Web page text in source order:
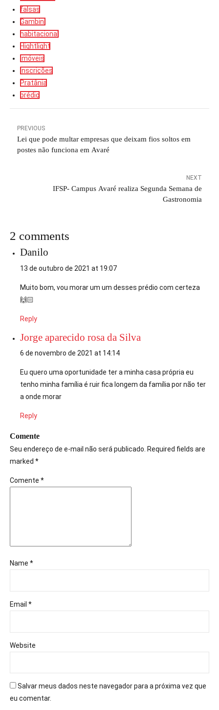
falsas
Gambini
habitacional
Hightlight
imóveis
inscrições
Pratânia
prédio
PREVIOUS
Lei que pode multar empresas que deixam fios soltos em
postes não funciona em Avaré
NEXT
IFSP- Campus Avaré realiza Segunda Semana de
Gastronomia
2 comments
Danilo
13 de outubro de 2021 at 19:07
Muito bom, vou morar um um desses prédio com certeza
🙌🏻
Reply
Jorge aparecido rosa da Silva
6 de novembro de 2021 at 14:14
Eu quero uma oportunidade ter a minha casa própria eu
tenho minha família é ruir fica longem da família por não ter
a onde morar
Reply
Comente
Seu endereço de e-mail não será publicado. Required fields are
marked *
Comente *
Name *
Email *
Website
Salvar meus dados neste navegador para a próxima vez que
eu comentar.